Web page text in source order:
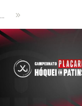
...